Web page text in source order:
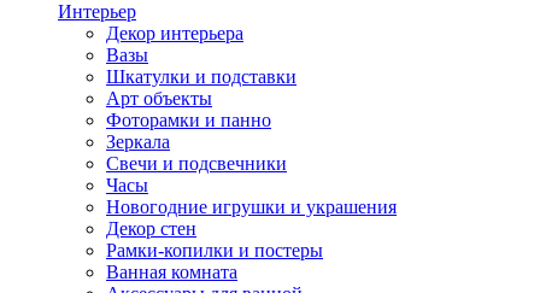
Интерьер
Декор интерьера
Вазы
Шкатулки и подставки
Арт объекты
Фоторамки и панно
Зеркала
Свечи и подсвечники
Часы
Новогодние игрушки и украшения
Декор стен
Рамки-копилки и постеры
Ванная комната